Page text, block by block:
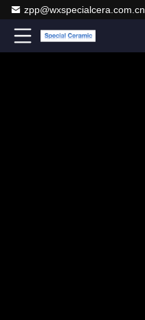
zpp@wxspecialcera.com.cn